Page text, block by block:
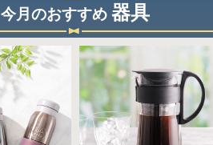
今月のおすすめ 器具